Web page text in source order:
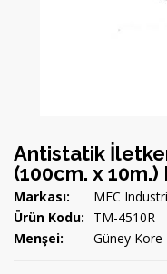
Antistatik
(100cm. x 10m.)
Markası:
MEC
Ürün Kodu:
TM-4510R
Menşei:
Güney Kore